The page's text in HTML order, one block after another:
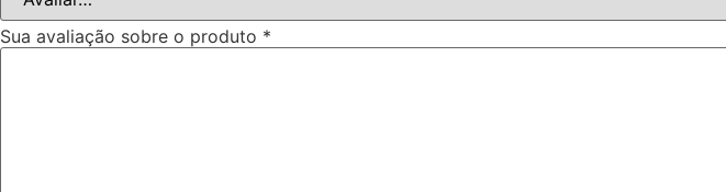
Sua avaliação sobre o produto *